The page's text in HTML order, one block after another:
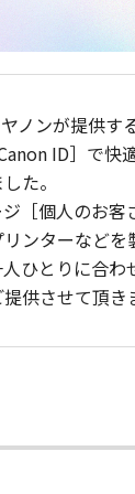
ノンが提供す
ID］で快
た。
［個人のお客
ンターなどを
ひとりに合わ
供させて頂き